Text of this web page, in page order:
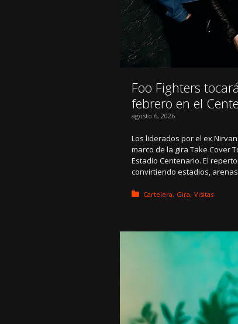
Foo Fighters
febrero en el
agosto 6, 2026
Los liderados por el ex
marco de la gira Take Cover
Estadio Centenario. El
convirtiendo estadios,
Posted in:
Cartelera Gira Visitas